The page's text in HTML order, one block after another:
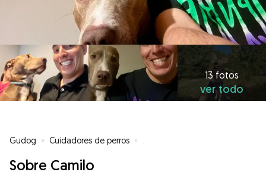
13 fotos
ver todo
Gudog » Cuidadores de perros »
Sobre Camilo